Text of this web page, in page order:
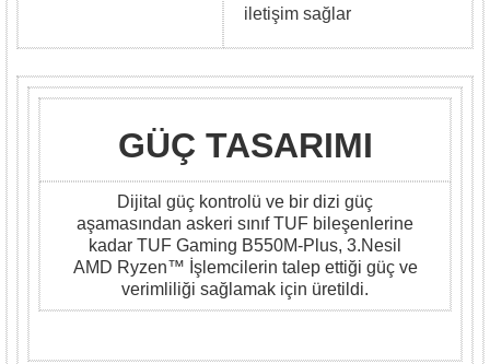
iletişim sağlar
GÜÇ TASARIMI
Dijital güç kontrolü ve bir dizi güç
aşamasından askeri sınıf TUF bileşenlerine
kadar TUF Gaming B550M-Plus, 3.Nesil
AMD Ryzen™ İşlemcilerin talep ettiği güç ve
verimliliği sağlamak için üretildi.